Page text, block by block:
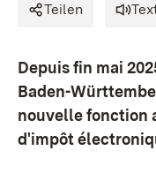
Teilen
Depuis fin mai
Baden-
nouvelle fonction
d'impôt